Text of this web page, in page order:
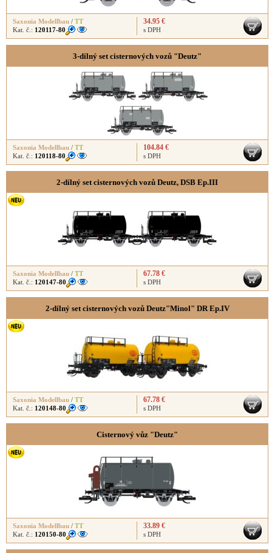
Saxonia Modellbau / TT
Kat. č.: 120117-80
34.95 €
s DPH
3-dílný set cisternových vozů "Deutz"
Saxonia Modellbau / TT
Kat. č.: 120118-80
104.84 €
s DPH
2-dílný set cisternových vozů Deutz, DSB Ep.III
Saxonia Modellbau / TT
Kat. č.: 120147-80
67.78 €
s DPH
2-dílný set cisternových vozů Deutz"Minol" DR Ep.IV
Saxonia Modellbau / TT
Kat. č.: 120148-80
67.78 €
s DPH
Cisternový vůz "Deutz"
Saxonia Modellbau / TT
Kat. č.: 120150-80
33.89 €
s DPH